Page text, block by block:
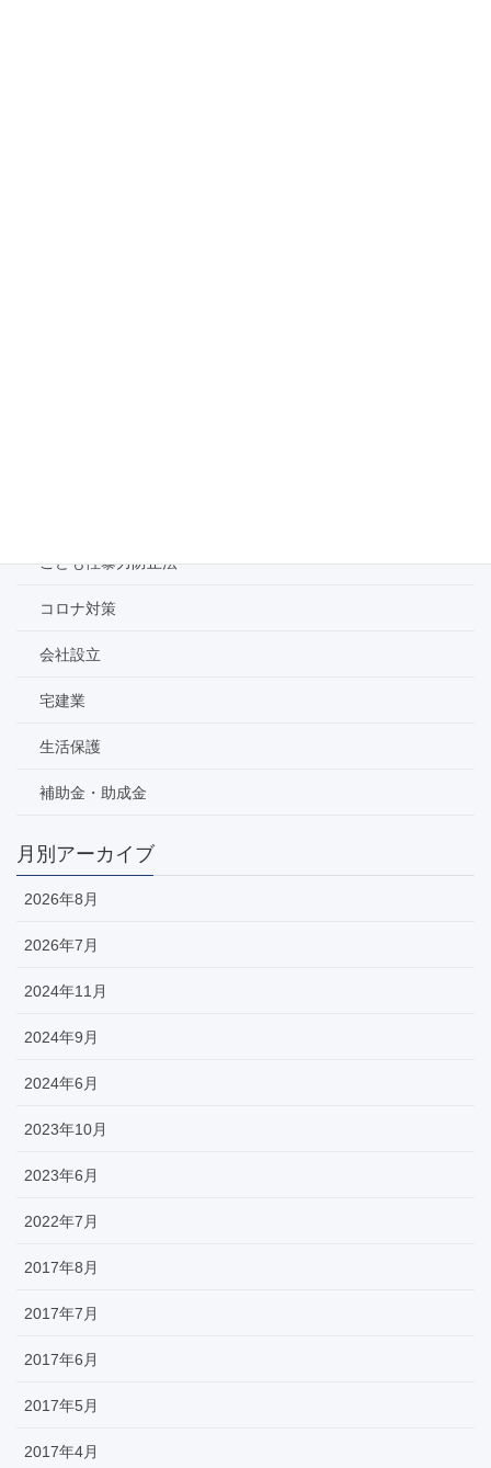
こども性暴力防止法
コロナ対策
会社設立
宅建業
生活保護
補助金・助成金
月別アーカイブ
2026年8月
2026年7月
2024年11月
2024年9月
2024年6月
2023年10月
2023年6月
2022年7月
2017年8月
2017年7月
2017年6月
2017年5月
2017年4月